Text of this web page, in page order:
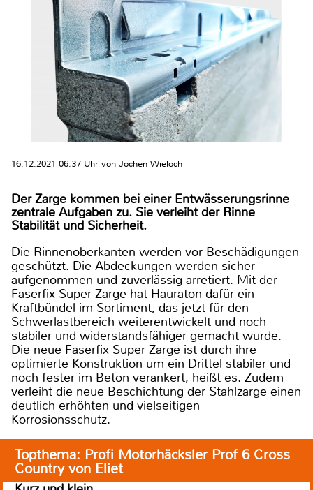
16.12.2021 06:37 Uhr von Jochen Wieloch
Der Zarge kommen bei einer Entwässerungsrinne
zentrale Aufgaben zu. Sie verleiht der Rinne
Stabilität und Sicherheit.
Die Rinnenoberkanten werden vor Beschädigungen
geschützt. Die Abdeckungen werden sicher
aufgenommen und zuverlässig arretiert. Mit der
Faserfix Super Zarge hat Hauraton dafür ein
Kraftbündel im Sortiment, das jetzt für den
Schwerlastbereich weiterentwickelt und noch
stabiler und widerstandsfähiger gemacht wurde.
Die neue Faserfix Super Zarge ist durch ihre
optimierte Konstruktion um ein Drittel stabiler und
noch fester im Beton verankert, heißt es. Zudem
verleiht die neue Beschichtung der Stahlzarge einen
deutlich erhöhten und vielseitigen
Korrosionsschutz.
Topthema: Profi Motorhäcksler Prof 6 Cross
Country von Eliet